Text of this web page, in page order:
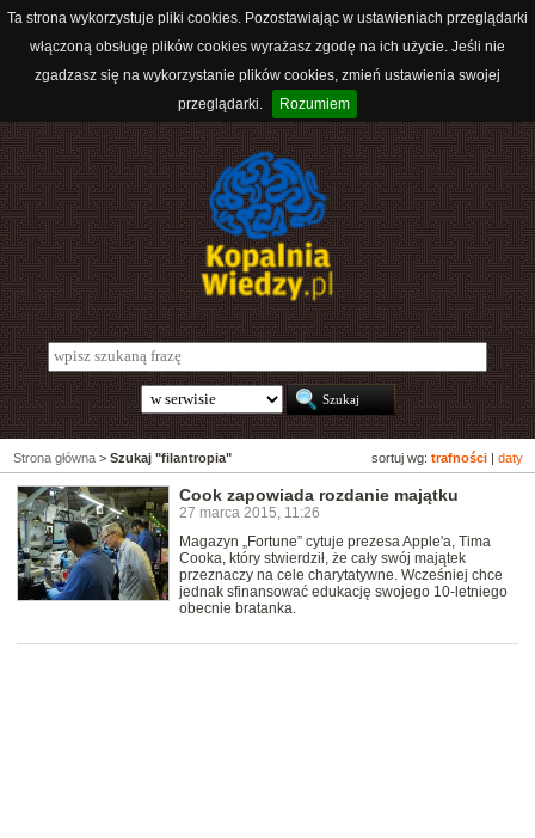
Ta strona wykorzystuje pliki cookies. Pozostawiając w ustawieniach przeglądarki
włączoną obsługę plików cookies wyrażasz zgodę na ich użycie. Jeśli nie
zgadzasz się na wykorzystanie plików cookies, zmień ustawienia swojej
przeglądarki.
Rozumiem
sortuj wg: trafności daty
Strona główna > Szukaj "filantropia"
Cook zapowiada rozdanie majątku
27 marca 2015, 11:26
Magazyn „Fortune” cytuje prezesa Apple'a, Tima
Cooka, który stwierdził, że cały swój majątek
przeznaczy na cele charytatywne. Wcześniej chce
jednak sfinansować edukację swojego 10-letniego
obecnie bratanka.